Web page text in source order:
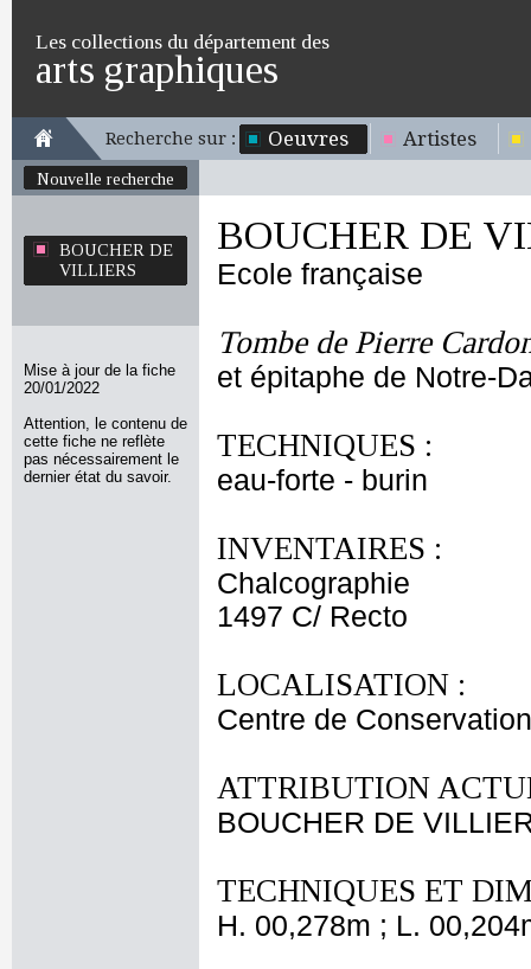
Les collections du département des
arts graphiques
Recherche sur : Oeuvres Artistes
Nouvelle recherche
BOUCHER DE
VILLIERS
Mise à jour de la fiche
20/01/2022
Attention, le contenu de
cette fiche ne reflète
pas nécessairement le
dernier état du savoir.
BOUCHER DE
Ecole française
Tombe de Pierre
et épitaphe de Notre-
TECHNIQUES :
eau-forte - burin
INVENTAIRES :
Chalcographie
1497 C/ Recto
LOCALISATION :
Centre de
ATTRIBUTION
BOUCHER DE
TECHNIQUES ET
H. 00,278m ; L.